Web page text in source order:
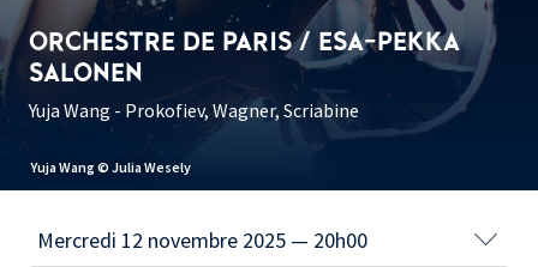
Yuja Wang © Julia Wesely
ORCHESTRE DE PARIS / ESA-PEKKA
SALONEN
Yuja Wang - Prokofiev, Wagner, Scriabine